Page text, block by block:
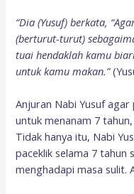
“Dia (Yusuf) berkata,
(berturut-turut)
tuai hendaklah kamu
untuk kamu makan.”
Anjuran Nabi Yusuf
untuk menanam 7
Tidak hanya itu, Nabi
paceklik selama 7 tahun
menghadapi masa sulit.